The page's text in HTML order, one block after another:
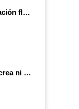
"Coheté": ¡Levitación flamígera!
La energía ni se crea ni se destruye... ¡se experimenta! El Tierno en la Feria Madrid es Ciencia 2026